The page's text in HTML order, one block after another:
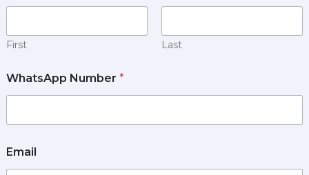
First Last
WhatsApp Number *
Email